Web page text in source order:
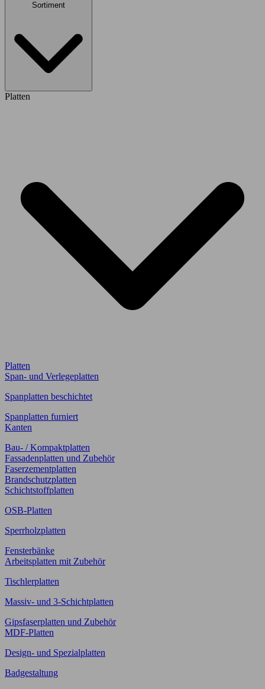
Sortiment
Platten
Platten
Span- und Verlegeplatten
Spanplatten beschichtet
Spanplatten furniert
Kanten
Bau- / Kompaktplatten
Fassadenplatten und Zubehör
Faserzementplatten
Brandschutzplatten
Schichtstoffplatten
OSB-Platten
Sperrholzplatten
Fensterbänke
Arbeitsplatten mit Zubehör
Tischlerplatten
Massiv- und 3-Schichtplatten
Gipsfaserplatten und Zubehör
MDF-Platten
Design- und Spezialplatten
Badgestaltung